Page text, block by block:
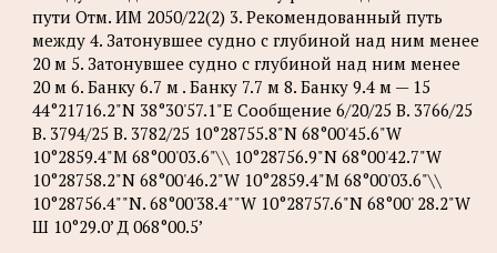
пути Отм. ИМ 2050/22(2) 3. Рекомендованный путь
между 4. Затонувшее судно с глубиной над ним менее
20 м 5. Затонувшее судно с глубиной над ним менее
20 м 6. Банку 6.7 м . Банку 7.7 м 8. Банку 9.4 м — 15
44°21716.2"N 38°30'57.1"Е Сообщение 6/20/25 B. 3766/25
B. 3794/25 В. 3782/25 10°28755.8"N 68°00'45.6"W
10°2859.4"М 68°00'03.6"\\ 10°28756.9"N 68°00'42.7"W
10°28758.2"N 68°00'46.2"W 10°2859.4"М 68°00'03.6"\\
10°28756.4""N. 68°00'38.4""W 10°28757.6"N 68°00' 28.2"W
Ш 10°29.0’ Д 068°00.5’